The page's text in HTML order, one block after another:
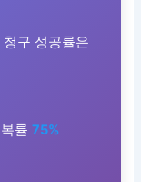
청구 성공률은
복률75%